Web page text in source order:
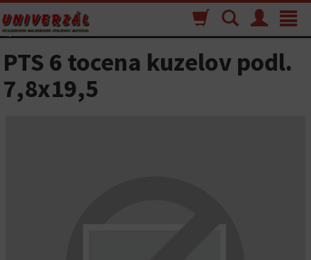
Toggle
Menu
Vyhľadávanie
Nákupný
košík
PTS 6 tocena kuzelov podl.
7,8x19,5